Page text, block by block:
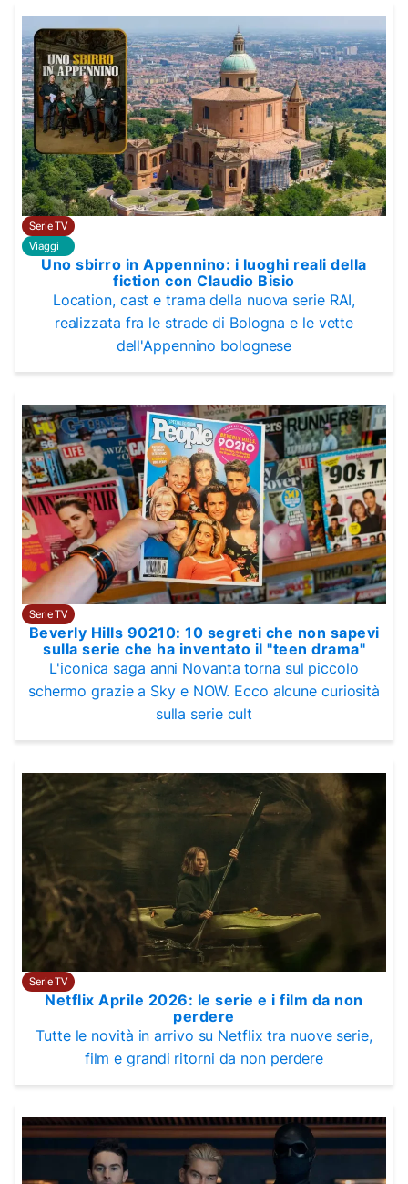
Serie TV
Viaggi
Uno sbirro in Appennino: i luoghi reali della
fiction con Claudio Bisio
Location, cast e trama della nuova serie RAI,
realizzata fra le strade di Bologna e le vette
dell'Appennino bolognese
Serie TV
Beverly Hills 90210: 10 segreti che non sapevi
sulla serie che ha inventato il "teen drama"
L'iconica saga anni Novanta torna sul piccolo
schermo grazie a Sky e NOW. Ecco alcune curiosità
sulla serie cult
Serie TV
Netflix Aprile 2026: le serie e i film da non
perdere
Tutte le novità in arrivo su Netflix tra nuove serie,
film e grandi ritorni da non perdere